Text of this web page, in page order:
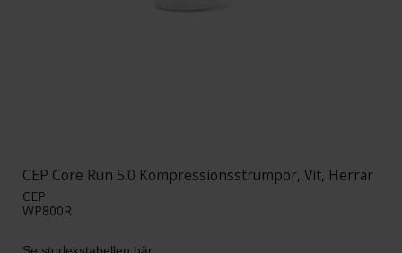
CEP Core Run 5.0 Kompressionsstrumpor, Vit, Herrar
CEP
WP800R